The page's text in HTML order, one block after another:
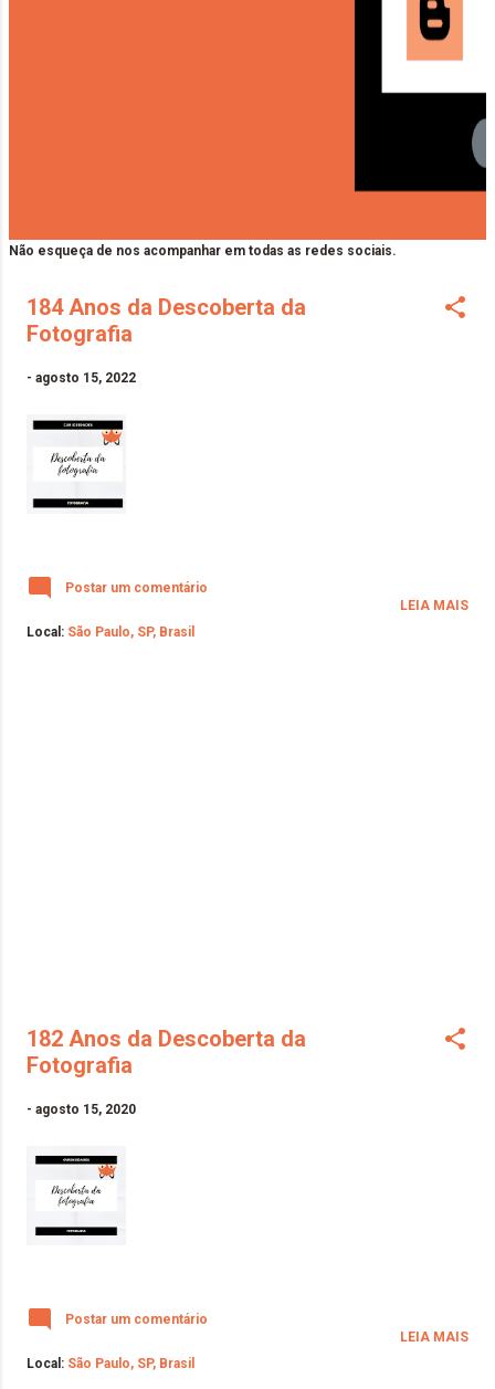
Não esqueça de nos acompanhar em todas as redes sociais.
184 Anos da Descoberta da
Fotografia
- agosto 15, 2022
Postar um comentário
Local: São Paulo, SP, Brasil
LEIA MAIS
182 Anos da Descoberta da
Fotografia
- agosto 15, 2020
Postar um comentário
Local: São Paulo, SP, Brasil
LEIA MAIS